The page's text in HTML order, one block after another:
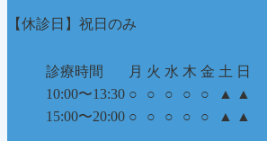
【休診日】祝日のみ
診療時間 月 火 水 木 金 土 日
10:00〜13:30 ○ ○ ○ ○ ○ ▲
▲
15:00〜20:00 ○ ○ ○ ○ ○ ▲ ▲